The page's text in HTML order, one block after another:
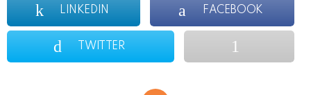
LINKEDIN FACEBOOK
TWITTER